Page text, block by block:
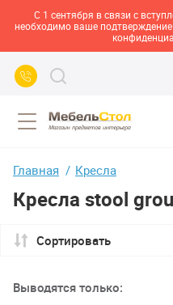
С 1 сентября в связи с
необходимо ваше
Главная Кресла
Кресла stool
Сортировать
Выводятся только: